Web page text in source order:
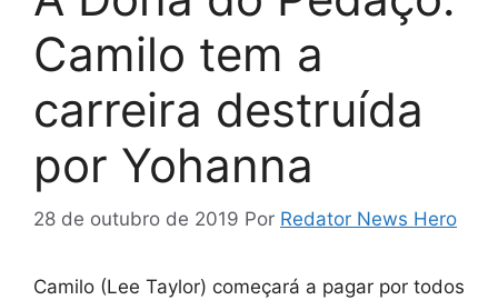
Camilo tem a
carreira destruída
por Yohanna
28 de outubro de 2019 Por Redator News Hero
Camilo (Lee Taylor) começará a pagar por todos